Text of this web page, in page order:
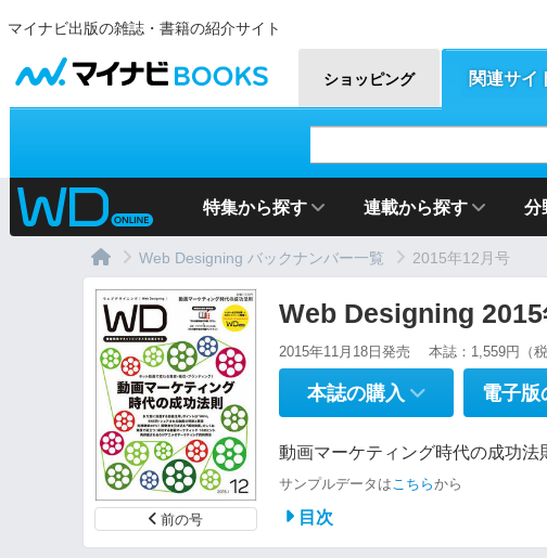
マイナビ出版の雑誌・書籍の紹介サイト
マイナビBOOKS
ショッピング 関連サイ
特集から探す 連載から探す 分
Web Designing バックナンバー一覧 2015年12月号
前の号
Web Designing
2015年11月18日発売 本誌：1,559円（
本誌の購入 電子版
動画マーケティング時代の成功法
サンプルデータは こちらから
目次